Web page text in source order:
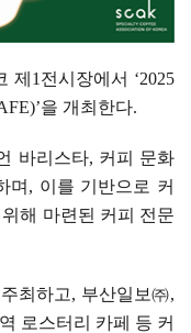
제 1 전시장에서 ‘2025
을 개최한다.
바리스타, 커피 문화
며 , 이를 기반으로 커
해 마련된 커피 전문
최하고, 부산일보㈜,
로스터리 카페 등 커